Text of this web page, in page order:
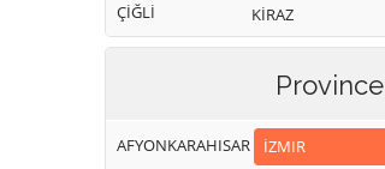
ÇİĞLİ
KİRAZ
Province
AFYONKARAHISAR
İZMIR